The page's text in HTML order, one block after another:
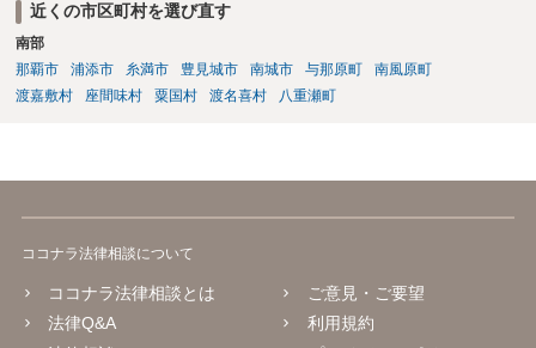
近くの市区町村を選び直す
南部
那覇市
浦添市 糸満市 豊見城市 南城市 与那原町
南風原町
渡嘉敷村
座間味村 粟国村 渡名喜村 八重瀬町
ココナラ法律相談について
ココナラ法律相談とは
法律Q&A
ご意見・ご要望
利用規約